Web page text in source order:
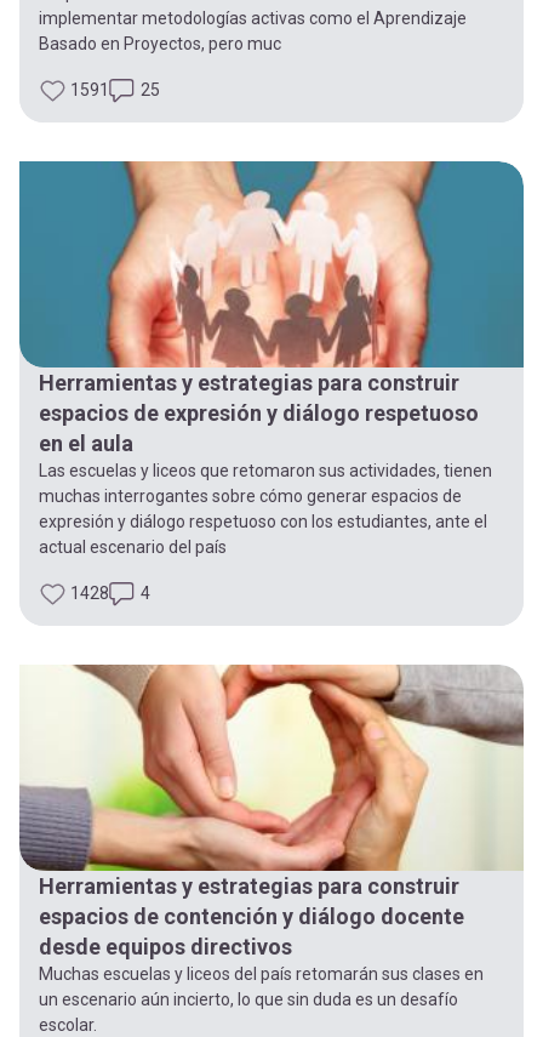
implementar metodologías activas como el Aprendizaje
Basado en Proyectos, pero muc
1591 25
Herramientas y estrategias para construir
espacios de expresión y diálogo respetuoso
en el aula
Las escuelas y liceos que retomaron sus actividades, tienen
muchas interrogantes sobre cómo generar espacios de
expresión y diálogo respetuoso con los estudiantes, ante el
actual escenario del país
1428 4
Herramientas y estrategias para construir
espacios de contención y diálogo docente
desde equipos directivos
Muchas escuelas y liceos del país retomarán sus clases en
un escenario aún incierto, lo que sin duda es un desafío
escolar.